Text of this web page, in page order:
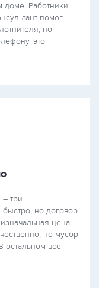
доме. Работники
помог
но
это
– три
быстро, но договор
цена
но мусор
остальном все